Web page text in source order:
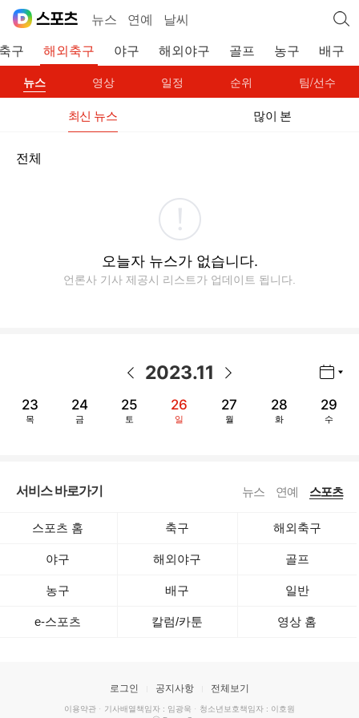
뉴스 연예 날씨
구 해외축구 야구 해외야구 골프 농구 배구
뉴스 영상 일정 순위 팀/선수
최신 뉴스 많이 본
전체
오늘자 뉴스가 없습니다.
언론사 기사 제공시 리스트가 업데이트 됩니다.
2023.11
23
목
24
금
25
토
26
일
27
월
28
화
29
수
서비스 바로가기 뉴스 연예 스포츠
스포츠 홈 축구 해외축구
야구 해외야구 골프
농구 배구 일반
e-스포츠 칼럼/카툰 영상 홈
로그인 공지사항 전체보기
이용약관 · 기사배열책임자 : 임광욱 · 청소년보호책임자 : 이호원